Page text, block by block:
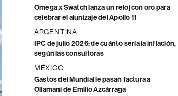
Omega x Swatch lanza un reloj con oro para
celebrar el alunizaje del Apollo 11
ARGENTINA
IPC de julio 2026: de cuánto sería la inflación,
según las consultoras
MÉXICO
Gastos del Mundial le pasan factura a
Ollamani de Emilio Azcárraga